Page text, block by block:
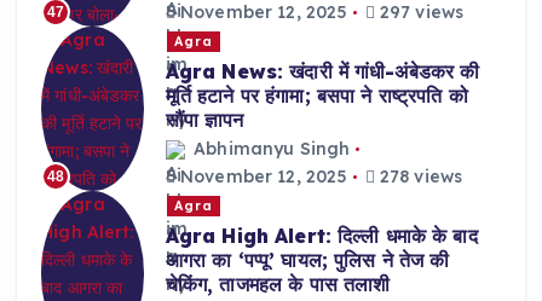
47
November 12, 2025
297 views
48
Agra
Agra News: खंदारी में गांधी-अंबेडकर की
मूर्ति हटाने पर हंगामा; बसपा ने राष्ट्रपति को
सौंपा ज्ञापन
Abhimanyu Singh
November 12, 2025
278 views
Agra
Agra High Alert: दिल्ली धमाके के बाद
आगरा का ‘पप्पू’ घायल; पुलिस ने तेज की
चेकिंग, ताजमहल के पास तलाशी